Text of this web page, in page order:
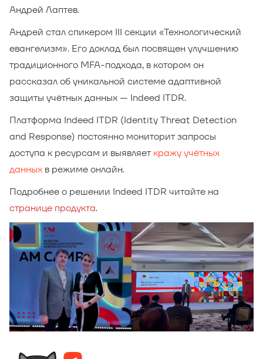
Андрей Лаптев.
Андрей стал спикером III секции «Технологический
евангелизм». Его доклад был посвящен улучшению
традиционного MFA-подхода, в котором он
рассказал об уникальной системе адаптивной
защиты учётных данных — Indeed ITDR.
Платформа Indeed ITDR (Identity Threat Detection
and Response) постоянно мониторит запросы
доступа к ресурсам и выявляеткражу учётных
данных в режиме онлайн.
Подробнее о решении Indeed ITDR читайте на
странице продукта.